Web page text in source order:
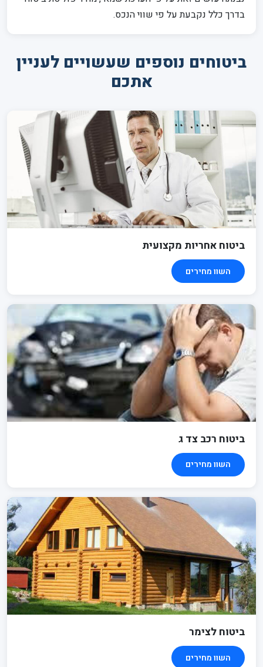
בדרך כלל נקבעת על פי שווי הנכס.
ביטוחים נוספים שעשויים לעניין
אתכם
ביטוח אחריות מקצועית
השוו מחירים
ביטוח רכב צד ג
השוו מחירים
ביטוח לצימר
השוו מחירים